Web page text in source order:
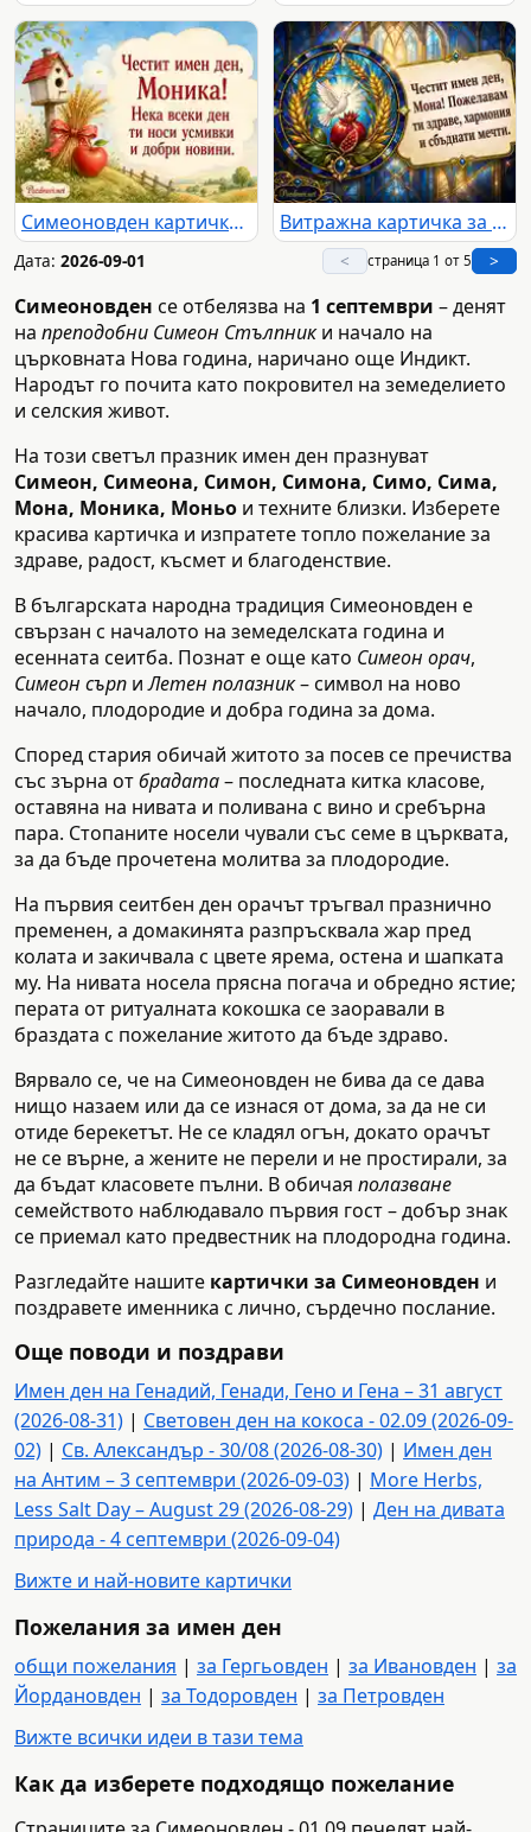
Симеоновден картичка за Моника с жито, ябълка и сърдечен поздрав Витражна картичка за Симеоновден с пожелание за Мона
Дата: 2026-09-01 < страница 1 от 5 >
Симеоновден се отбелязва на 1 септември – денят
на преподобни Симеон Стълпники начало на
църковната Нова година, наричано още Индикт.
Народът го почита като покровител на земеделието
и селския живот.
На този светъл празник имен ден празнуват
Симеон, Симеона, Симон, Симона, Симо, Сима,
Мона, Моника, Моньо и техните близки. Изберете
красива картичка и изпратете топло пожелание за
здраве, радост, късмет и благоденствие.
В българската народна традиция Симеоновден е
свързан с началото на земеделската година и
есенната сеитба. Познат е още като Симеон орач,
Симеон сърп иЛетен полазник– символ на ново
начало, плодородие и добра година за дома.
Според стария обичай житото за посев се пречиства
със зърна отбрадата– последната китка класове,
оставяна на нивата и поливана с вино и сребърна
пара. Стопаните носели чували със семе в църквата,
за да бъде прочетена молитва за плодородие.
На първия сеитбен ден орачът тръгвал празнично
пременен, а домакинята разпръсквала жар пред
колата и закичвала с цвете ярема, остена и шапката
му. На нивата носела прясна погача и обредно ястие;
перата от ритуалната кокошка се заоравали в
браздата с пожелание житото да бъде здраво.
Вярвало се, че на Симеоновден не бива да се дава
нищо назаем или да се изнася от дома, за да не си
отиде берекетът. Не се кладял огън, докато орачът
не се върне, а жените не перели и не простирали, за
да бъдат класовете пълни. В обичая полазване
семейството наблюдавало първия гост – добър знак
се приемал като предвестник на плодородна година.
Разгледайте нашите картички за Симеоновден и
поздравете именника с лично, сърдечно послание.
Още поводи и поздрави
Имен ден на Генадий, Генади, Гено и Гена – 31 август
(2026-08-31) | Световен ден на кокоса - 02.09 (2026-09-
02) | Св. Александър - 30/08 (2026-08-30) | Имен ден
на Антим – 3 септември (2026-09-03) | More Herbs,
Less Salt Day – August 29 (2026-08-29) | Ден на дивата
природа - 4 септември (2026-09-04)
Вижте и най-новите картички
Пожелания за имен ден
общи пожелания | за Гергьовден | за Ивановден | за
Йордановден | за Тодоровден | за Петровден
Вижте всички идеи в тази тема
Как да изберете подходящо пожелание